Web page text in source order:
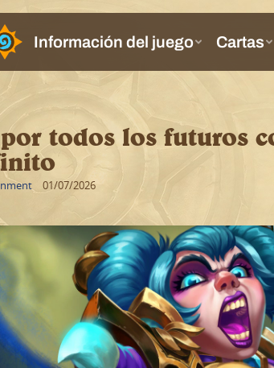
todos los futuros
01/07/2026